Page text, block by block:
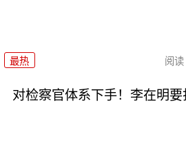
最热 阅读
对检察官体系下手！李在明